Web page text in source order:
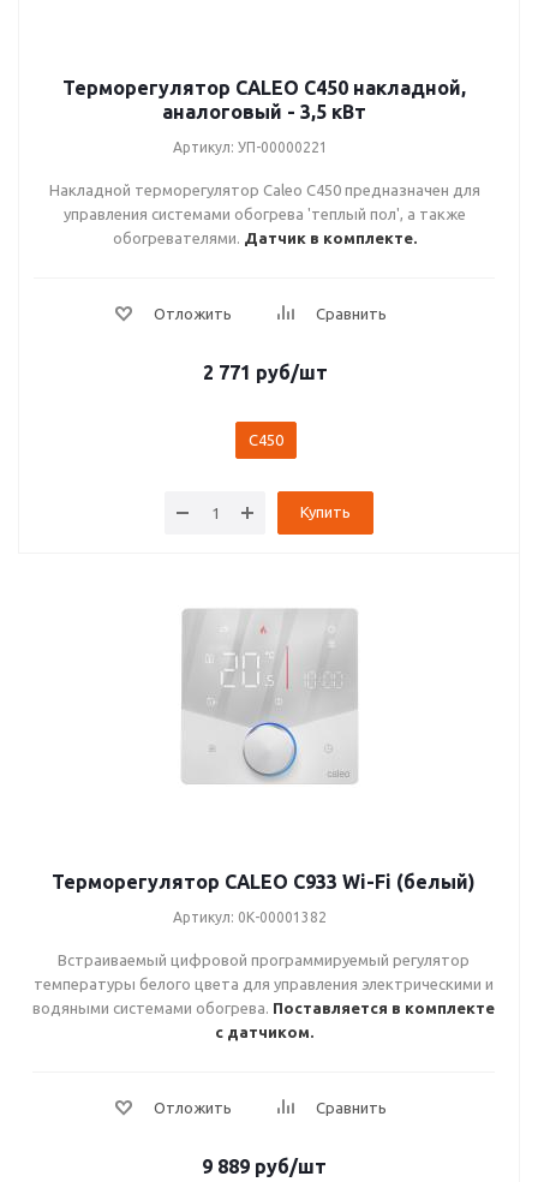
Терморегулятор CALEO C450 накладной,
аналоговый - 3,5 кВт
Артикул: УП-00000221
Накладной терморегулятор Caleo C450 предназначен для
управления системами обогрева 'теплый пол', а также
обогревателями. Датчик в комплекте.
2 771 руб/шт
C450
Купить
Терморегулятор CALEO С933 Wi-Fi (белый)
Артикул: 0К-00001382
Встраиваемый цифровой программируемый регулятор
температуры белого цвета для управления электрическими и
водяными системами обогрева. Поставляется в комплекте
с датчиком.
9 889 руб/шт